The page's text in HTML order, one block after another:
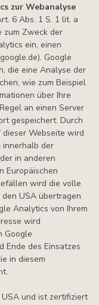
zur Webanalyse
6 Abs. 1 S. 1 lit. a
zum Zweck der
ein, einen
Google
die eine Analyse der
wie zum Beispiel
über Ihre
an einen Server
gespeichert. Durch
dieser Webseite wird
innerhalb der
in anderen
Europäischen
wird die volle
USA übertragen
Analytics von Ihrem
wird
Google
Ende des Einsatzes
in diesem
und ist zertifiziert